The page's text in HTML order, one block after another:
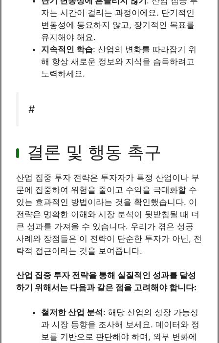
자는 시간이 걸리는 과정이에요. 단기적인
변동성에 동요하지 않고, 장기적인 목표를
유지해야 해요.
지속적인 학습: 산업의 변화를 따라잡기 위
해 항상 새로운 정보와 지식을 습득하려고
노력하세요.
#
결론 및 행동 촉구
산업 집중 투자 전략은 투자자가 특정 산업이나 부
문에 집중하여 위험을 줄이고 수익을 극대화할 수
있는 효과적인 방법이라는 것을 확인했습니다. 이
전략은 명확한 이해와 시장 분석이 뒷받침될 때 더
큰 성과를 가져올 수 있습니다. 우리가 겪은 성공
사례와 장점들은 이 전략이 단순한 투자가 아닌, 전
략적 접근이라는 것을 보여줍니다.
산업 집중 투자 전략을 통해 실질적인 성과를 달성
하기 위해서는 다음과 같은 점을 고려해야 합니다:
철저한 산업 분석: 해당 산업의 성장 가능성
과 시장 동향을 조사해 보세요. 데이터와 정
보를 기반으로 판단해야 하며, 외부 변화에